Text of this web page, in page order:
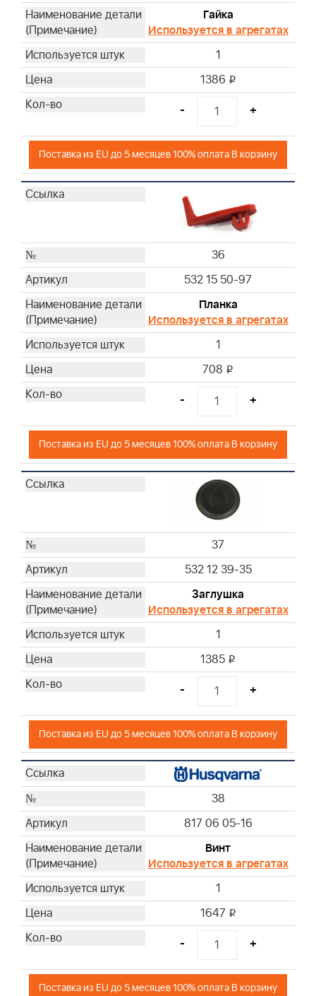
Гайка
Используется в агрегатах
1
1386 i
- +
Поставка из EU до 5 месяцев 100% оплата В корзину
36
532 15 50-97
Планка
Используется в агрегатах
1
708 i
- +
Поставка из EU до 5 месяцев 100% оплата В корзину
37
532 12 39-35
Заглушка
Используется в агрегатах
1
1385 i
- +
Поставка из EU до 5 месяцев 100% оплата В корзину
38
817 06 05-16
Винт
Используется в агрегатах
1
1647 i
- +
Поставка из EU до 5 месяцев 100% оплата В корзину